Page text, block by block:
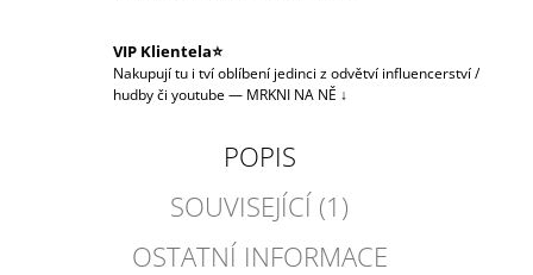
VIP Klientela⭐
Nakupují tu i tví oblíbení jedinci z odvětví influencerství /
hudby či youtube — MRKNI NA NĚ ↓
POPIS
SOUVISEJÍCÍ (1)
OSTATNÍ INFORMACE